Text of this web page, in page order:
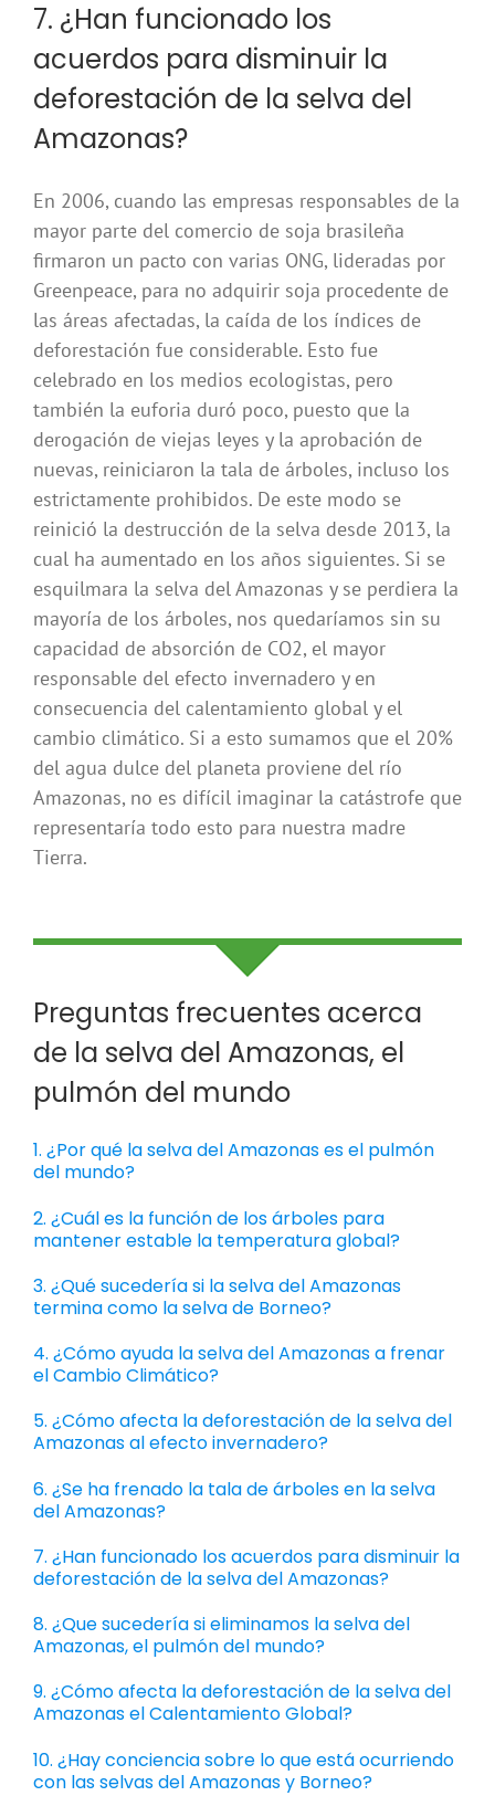
7. ¿Han funcionado los
acuerdos para disminuir la
deforestación de la selva del
Amazonas?
En 2006, cuando las empresas responsables de la
mayor parte del comercio de soja brasileña
firmaron un pacto con varias ONG, lideradas por
Greenpeace, para no adquirir soja procedente de
las áreas afectadas, la caída de los índices de
deforestación fue considerable. Esto fue
celebrado en los medios ecologistas, pero
también la euforia duró poco, puesto que la
derogación de viejas leyes y la aprobación de
nuevas, reiniciaron la tala de árboles, incluso los
estrictamente prohibidos. De este modo se
reinició la destrucción de la selva desde 2013, la
cual ha aumentado en los años siguientes. Si se
esquilmara la selva del Amazonas y se perdiera la
mayoría de los árboles, nos quedaríamos sin su
capacidad de absorción de CO2, el mayor
responsable del efecto invernadero y en
consecuencia del calentamiento global y el
cambio climático. Si a esto sumamos que el 20%
del agua dulce del planeta proviene del río
Amazonas, no es difícil imaginar la catástrofe que
representaría todo esto para nuestra madre
Tierra.
Preguntas frecuentes acerca
de la selva del Amazonas, el
pulmón del mundo
1. ¿Por qué la selva del Amazonas es el pulmón
del mundo?
2. ¿Cuál es la función de los árboles para
mantener estable la temperatura global?
3. ¿Qué sucedería si la selva del Amazonas
termina como la selva de Borneo?
4. ¿Cómo ayuda la selva del Amazonas a frenar
el Cambio Climático?
5. ¿Cómo afecta la deforestación de la selva del
Amazonas al efecto invernadero?
6. ¿Se ha frenado la tala de árboles en la selva
del Amazonas?
7. ¿Han funcionado los acuerdos para disminuir la
deforestación de la selva del Amazonas?
8. ¿Que sucedería si eliminamos la selva del
Amazonas, el pulmón del mundo?
9. ¿Cómo afecta la deforestación de la selva del
Amazonas el Calentamiento Global?
10. ¿Hay conciencia sobre lo que está ocurriendo
con las selvas del Amazonas y Borneo?